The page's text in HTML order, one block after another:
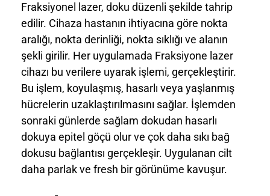
Fraksiyonel lazer, doku düzenli şekilde tahrip
edilir. Cihaza hastanın ihtiyacına göre nokta
aralığı, nokta derinliği, nokta sıklığı ve alanın
şekli girilir. Her uygulamada Fraksiyone lazer
cihazı bu verilere uyarak işlemi, gerçekleştirir.
Bu işlem, koyulaşmış, hasarlı veya yaşlanmış
hücrelerin uzaklaştırılmasını sağlar. İşlemden
sonraki günlerde sağlam dokudan hasarlı
dokuya epitel göçü olur ve çok daha sıkı bağ
dokusu bağlantısı gerçekleşir. Uygulanan cilt
daha parlak ve fresh bir görünüme kavuşur.